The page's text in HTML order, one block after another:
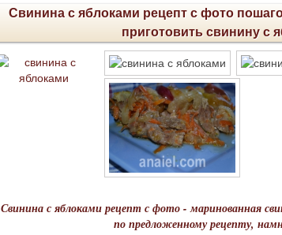
Свинина с яблоками рецепт с фото
приготовить свинину с
Свинина с яблоками рецепт с фото - маринованная
по предложенному рецепту,